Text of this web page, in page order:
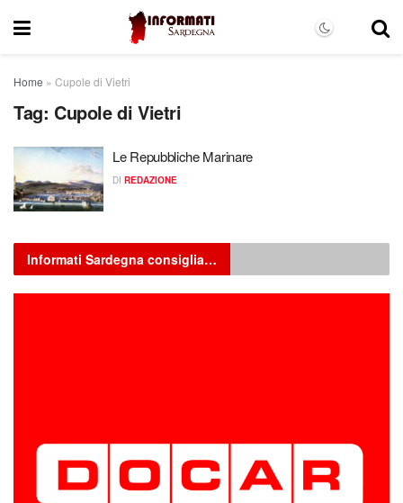
Home » Cupole di Vietri
Tag: Cupole di Vietri
Le Repubbliche Marinare
DI REDAZIONE
Informati Sardegna consiglia…